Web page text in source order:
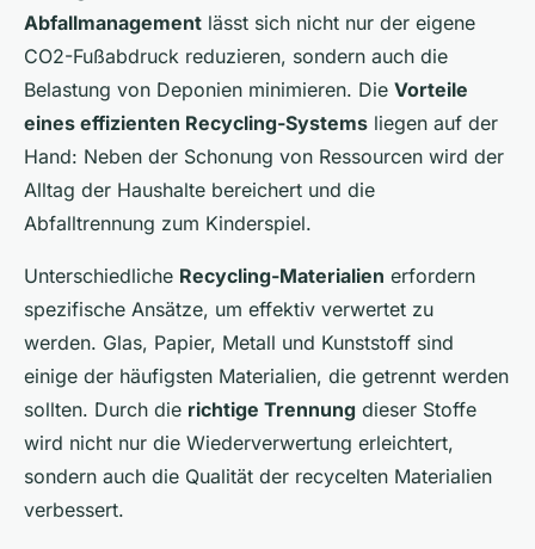
Abfallmanagement lässt sich nicht nur der eigene
CO2-Fußabdruck reduzieren, sondern auch die
Belastung von Deponien minimieren. Die Vorteile
eines effizienten Recycling-Systems liegen auf der
Hand: Neben der Schonung von Ressourcen wird der
Alltag der Haushalte bereichert und die
Abfalltrennung zum Kinderspiel.
Unterschiedliche Recycling-Materialien erfordern
spezifische Ansätze, um effektiv verwertet zu
werden. Glas, Papier, Metall und Kunststoff sind
einige der häufigsten Materialien, die getrennt werden
sollten. Durch die richtige Trennung dieser Stoffe
wird nicht nur die Wiederverwertung erleichtert,
sondern auch die Qualität der recycelten Materialien
verbessert.